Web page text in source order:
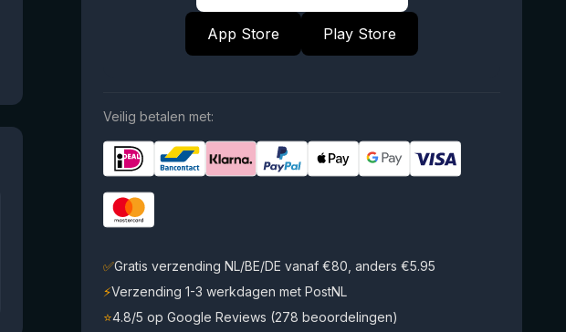
App Store Play Store
Veilig betalen met:
✅Gratis verzending NL/BE/DE vanaf €80, anders €5.95
⚡Verzending 1-3 werkdagen met PostNL
⭐4.8/5 op Google Reviews (278 beoordelingen)